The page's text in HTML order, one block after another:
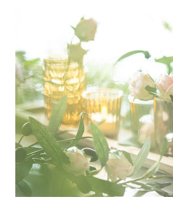
OFFICIAL SNS